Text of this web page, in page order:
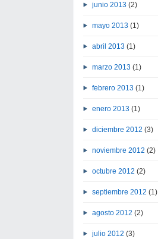
junio 2013 (2)
mayo 2013 (1)
abril 2013 (1)
marzo 2013 (1)
febrero 2013 (1)
enero 2013 (1)
diciembre 2012 (3)
noviembre 2012 (2)
octubre 2012 (2)
septiembre 2012 (1)
agosto 2012 (2)
julio 2012 (3)